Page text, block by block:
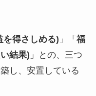
を得さしめる) 」「 福
結果) 」との、三つ
し、安置している